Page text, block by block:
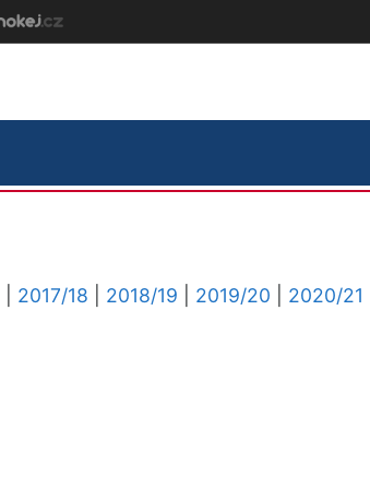
2017/18 2018/19 2019/20
2020/21